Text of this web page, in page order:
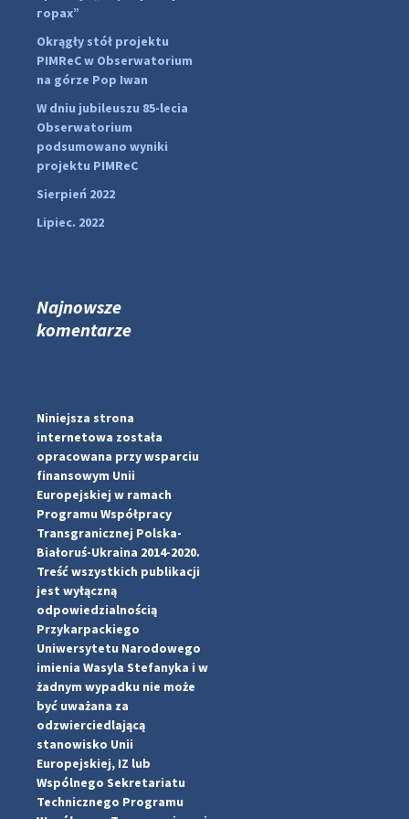
горах”
Okrągły stół projektu
PIMReC w Obserwatorium
na górze Pop Iwan
W dniu jubileuszu 85-lecia
Obserwatorium
podsumowano wyniki
projektu PIMReC
Sierpień 2022
Lipiec. 2022
Najnowsze
komentarze
Niniejsza strona
internetowa została
opracowana przy wsparciu
finansowym Unii
Europejskiej w ramach
Programu Współpracy
Transgranicznej Polska-
Białoruś-Ukraina 2014-2020.
Treść wszystkich publikacji
jest wyłączną
odpowiedzialnością
Przykarpackiego
Uniwersytetu Narodowego
imienia Wasyla Stefanyka i w
żadnym wypadku nie może
być uważana za
odzwierciedlającą
stanowisko Unii
Europejskiej, IZ lub
Wspólnego Sekretariatu
Technicznego Programu